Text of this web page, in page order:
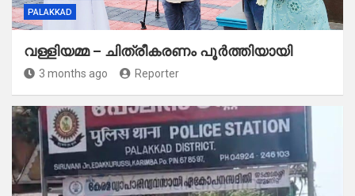
PALAKKAD
വള്ളിയമ്മ – ചിത്രീകരണം പൂർത്തിയായി
3 months ago Reporter